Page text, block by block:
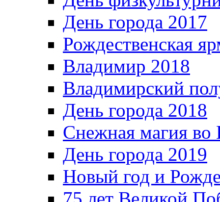
День города 2017
Рождественская
Владимир 2018
Владимирский
День города 2018
Снежная магия во
День города 2019
Новый год и